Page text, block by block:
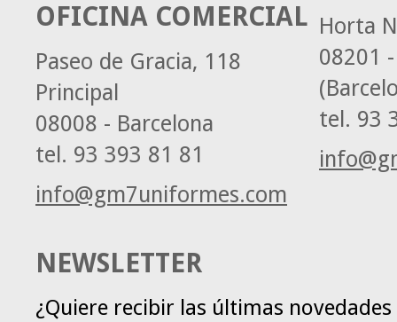
Horta
08201
tel. 93
OFICINA COMERCIAL
Paseo de Gracia, 118
Principal
08008 - Barcelona
tel. 93 393 81 81
info@gm7uniformes.com
NEWSLETTER
¿Quiere recibir las últimas